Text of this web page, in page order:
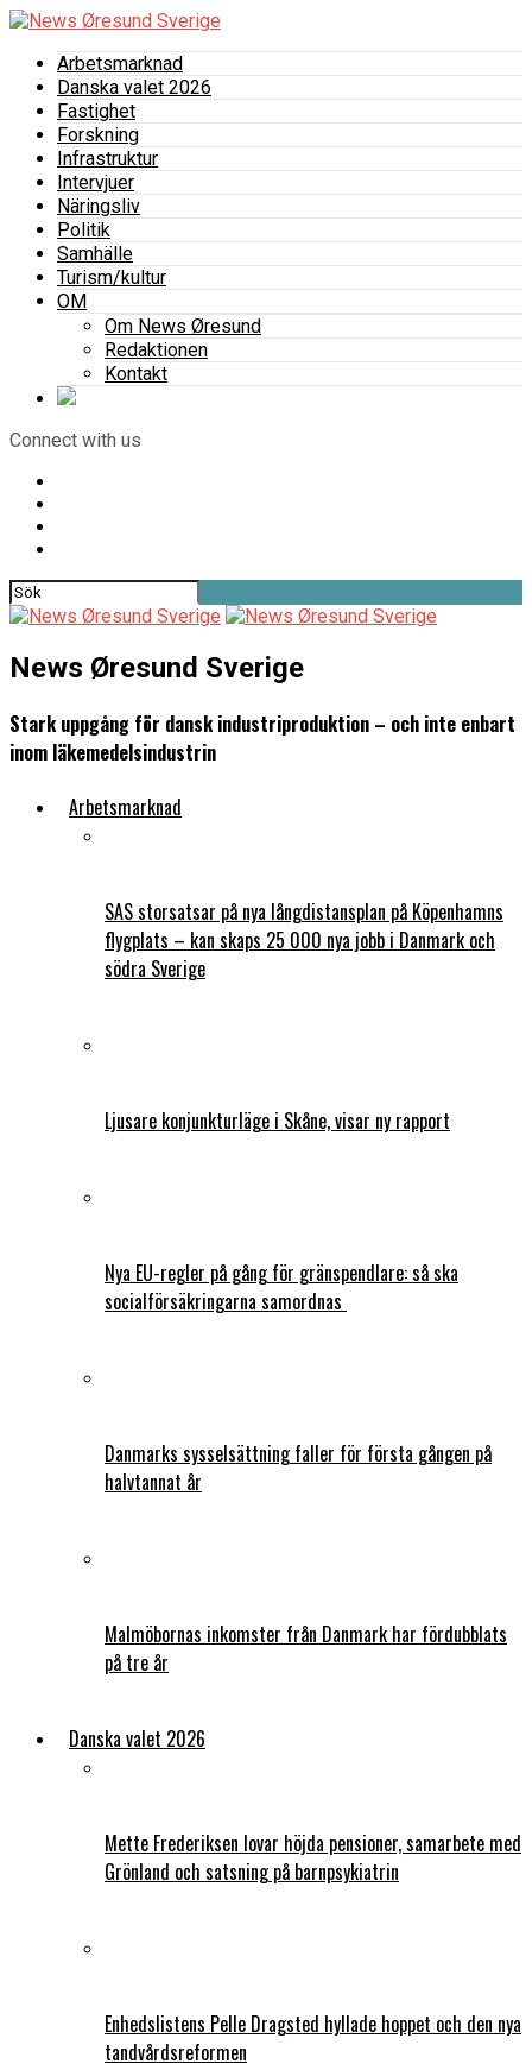
Arbetsmarknad
Danska valet 2026
Fastighet
Forskning
Infrastruktur
Intervjuer
Näringsliv
Politik
Samhälle
Turism/kultur
OM
Om News Øresund
Redaktionen
Kontakt
Connect with us
News Øresund Sverige
Stark uppgång för dansk industriproduktion – och inte enbart
inom läkemedelsindustrin
Arbetsmarknad
SAS storsatsar på nya långdistansplan på Köpenhamns
flygplats – kan skaps 25 000 nya jobb i Danmark och
södra Sverige
Ljusare konjunkturläge i Skåne, visar ny rapport
Nya EU-regler på gång för gränspendlare: så ska
socialförsäkringarna samordnas
Danmarks sysselsättning faller för första gången på
halvtannat år
Malmöbornas inkomster från Danmark har fördubblats
på tre år
Danska valet 2026
Mette Frederiksen lovar höjda pensioner, samarbete med
Grönland och satsning på barnpsykiatrin
Enhedslistens Pelle Dragsted hyllade hoppet och den nya
tandvårdsreformen